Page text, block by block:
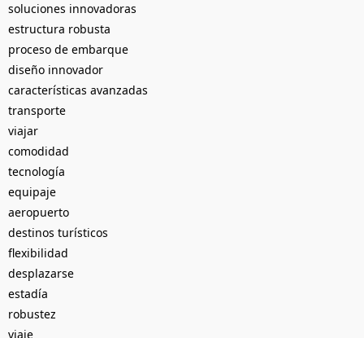
soluciones innovadoras
estructura robusta
proceso de embarque
diseño innovador
características avanzadas
transporte
viajar
comodidad
tecnología
equipaje
aeropuerto
destinos turísticos
flexibilidad
desplazarse
estadía
robustez
viaje